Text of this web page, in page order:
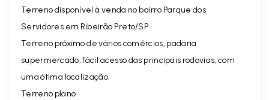
Terreno disponível à venda no bairro Parque dos
Servidores em Ribeirão Preto/SP
Terreno próximo de vários comércios, padaria
supermercado, fácil acesso das principais rodovias, com
uma ótima localização.
Terreno plano